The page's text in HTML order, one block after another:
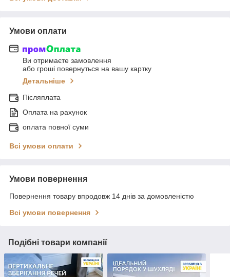
Умови оплати
Ви отримаєте замовлення
або гроші повернуться на вашу картку
Детальніше
Післяплата
Оплата на рахунок
оплата повної суми
Всі умови оплати
Умови повернення
Повернення товару впродовж 14 днів за домовленістю
Всі умови повернення
Подібні товари компанії